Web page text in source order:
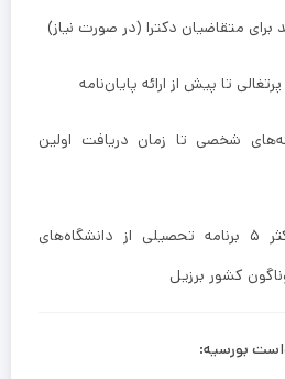
برای متقاضیان دکترا (در صورت نیاز)
تا پیش از ارائه پایان‌نامه
شخصی تا زمان دریافت اولین
امکان انتخاب حداکثر ۵ برنامه تحصیلی از دانشگاه‌های
کشور برزیل
بورسیه: